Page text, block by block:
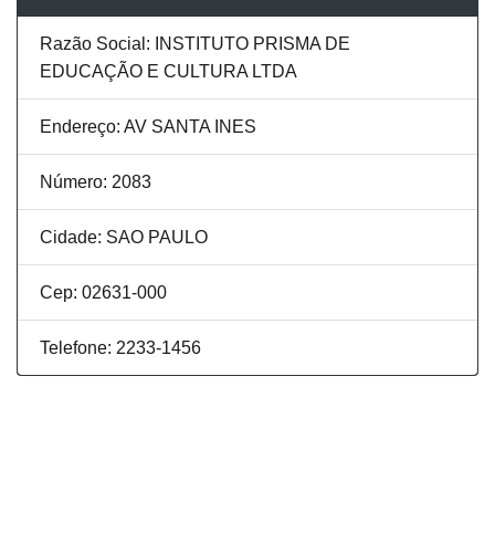
Razão Social: INSTITUTO PRISMA DE
EDUCAÇÃO E CULTURA LTDA
Endereço: AV SANTA INES
Número: 2083
Cidade: SAO PAULO
Cep: 02631-000
Telefone: 2233-1456